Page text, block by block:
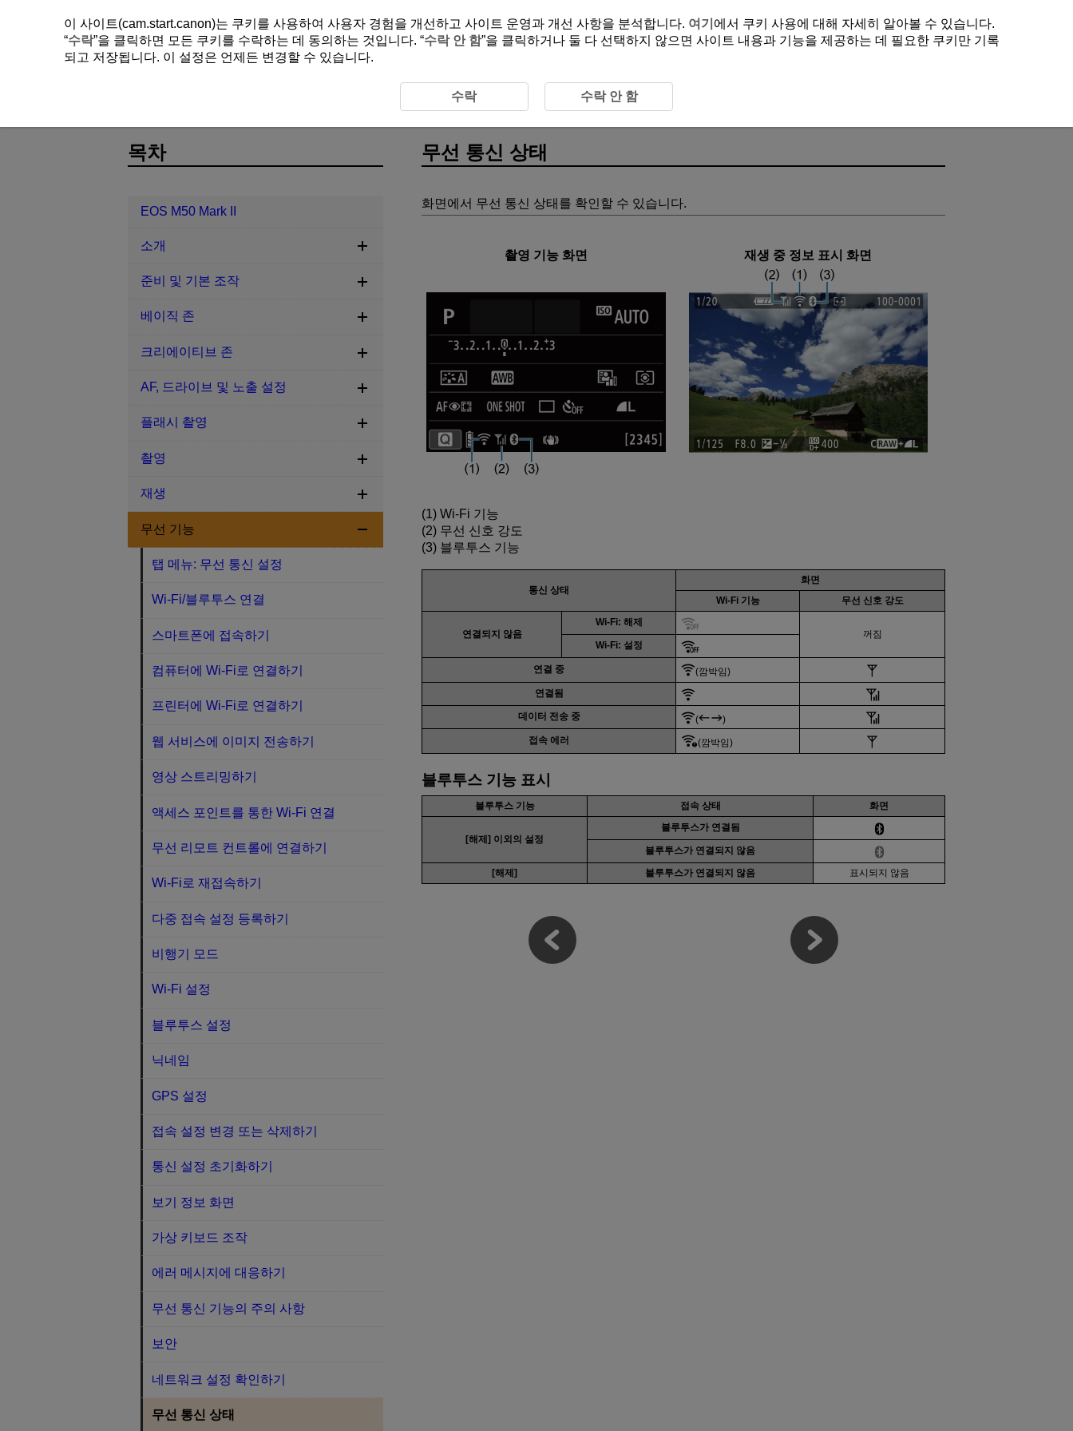
무선 통신 상태
화면에서 무선 통신 상태를 확인할 수 있습니다.
촬영 기능 화면 재생 중 정보 표시 화면
(1) Wi-Fi 기능
(2) 무선 신호 강도
(3) 블루투스 기능
통신 상태
화면
Wi-Fi기능 무선 신호 강도
연결되지 않음
Wi-Fi: 해제
꺼짐
Wi-Fi: 설정
연결 중 (깜박임)
연결됨
데이터 전송 중 ( )
접속 에러 (깜박임)
블루투스 기능 표시
블루투스 기능 접속 상태 화면
[해제 ] 이외의 설정
블루투스가 연결됨
블루투스가 연결되지 않음
[해제 ] 블루투스가 연결되지 않음 표시되지 않음
목차
EOS M50 Mark II
소개
준비 및 기본 조작
베이직 존
크리에이티브 존
AF, 드라이브 및 노출 설정
플래시 촬영
촬영
재생
무선 기능
탭 메뉴: 무선 통신 설정
Wi-Fi/블루투스 연결
스마트폰에 접속하기
컴퓨터에 Wi-Fi로 연결하기
프린터에 Wi-Fi로 연결하기
웹 서비스에 이미지 전송하기
영상 스트리밍하기
액세스 포인트를 통한 Wi-Fi 연결
무선 리모트 컨트롤에 연결하기
Wi-Fi로 재접속하기
다중 접속 설정 등록하기
비행기 모드
Wi-Fi 설정
블루투스 설정
닉네임
GPS 설정
접속 설정 변경 또는 삭제하기
통신 설정 초기화하기
보기 정보 화면
가상 키보드 조작
에러 메시지에 대응하기
무선 통신 기능의 주의 사항
보안
네트워크 설정 확인하기
무선 통신 상태
이 사이트(cam.start.canon)는 쿠키를 사용하여 사용자 경험을 개선하고 사이트 운영과 개선 사항을 분석합니다. 여기 에서 쿠키 사용에 대해 자세히 알아볼 수 있습니다.
“수락”을 클릭하면 모든 쿠키를 수락하는 데 동의하는 것입니다. “수락 안 함”을 클릭하거나 둘 다 선택하지 않으면 사이트 내용과 기능을 제공하는 데 필요한 쿠키만 기록
되고 저장됩니다. 이 설정은 언제든 변경할 수 있습니다.
수락 수락 안 함